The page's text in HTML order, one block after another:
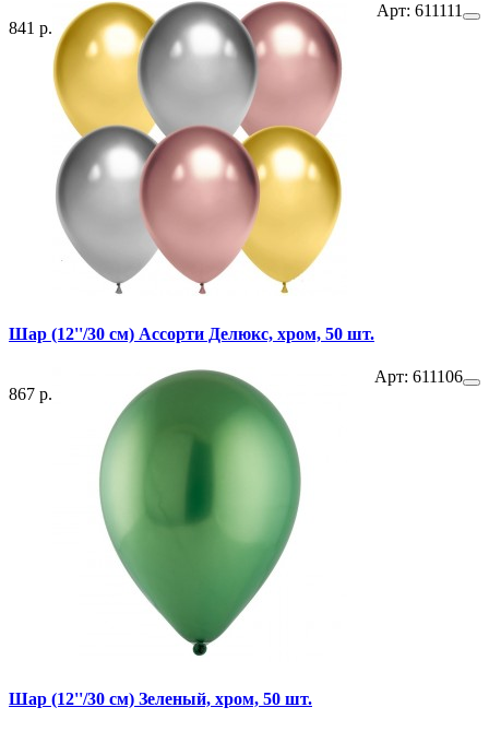
841 р.
Арт: 611111
Шар (12''/30 см) Ассорти Делюкс, хром, 50 шт.
867 р.
Арт: 611106
Шар (12''/30 см) Зеленый, хром, 50 шт.